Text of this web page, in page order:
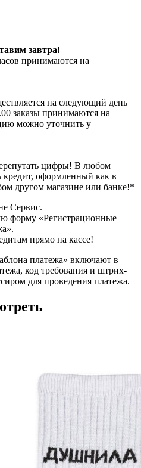
завтра!
принимаются на
на следующий день
заказы принимаются на
можно уточнить у
цифры! В любом
кредит, оформленный как в
другом магазине или банке!*
Сервис.
форму «Регистрационные
прямо на кассе!
платежа» включают в
код требования и штрих-
для проведения платежа.